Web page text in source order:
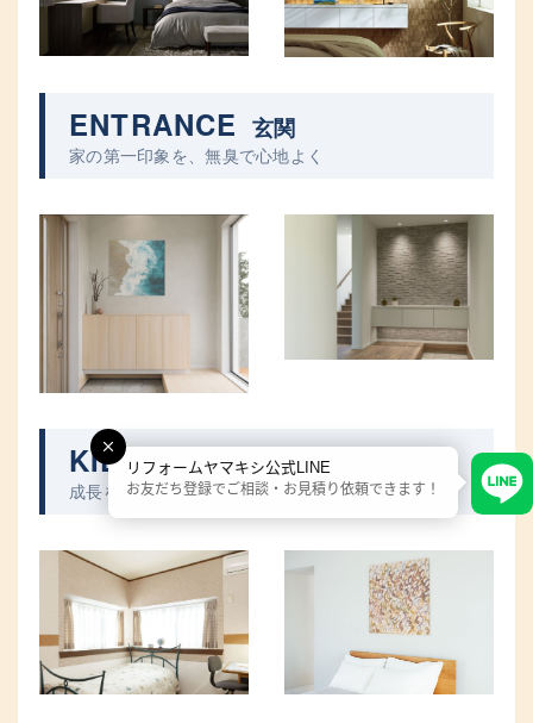
ENTRANCE 玄関
家の第一印象を、無臭で心地よく
KIDS ROOM 子供部屋
成長を見守る、安心・安全な空気質
リフォームヤマキシ公式LINE
お友だち登録でご相談・お見積り依頼できます！